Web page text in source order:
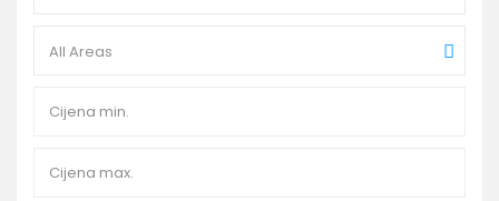
All Areas